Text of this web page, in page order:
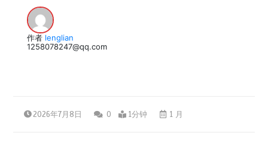
作者 lenglian
1258078247@qq.com
2026年7月8日 0 1分钟 1 月